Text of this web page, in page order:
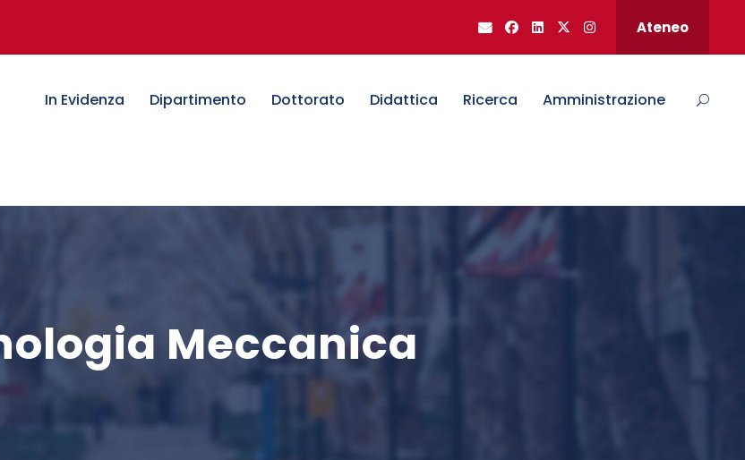
Ateneo
In Evidenza Dipartimento Dottorato Didattica Ricerca Amministrazione
Meccanica